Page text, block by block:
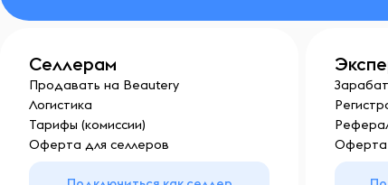
Селлерам
Продавать на Beautery
Логистика
Тарифы (комиссии)
Оферта для селлеров
Оферта